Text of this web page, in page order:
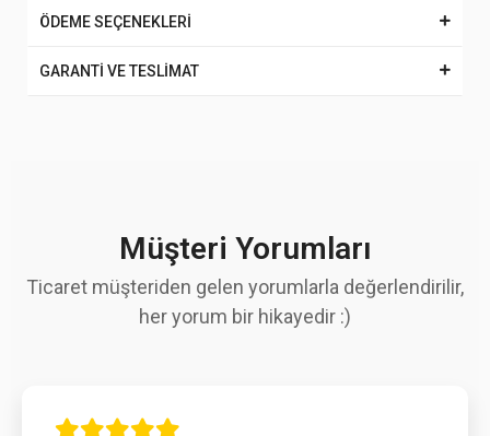
ÖDEME SEÇENEKLERİ
GARANTİ VE TESLİMAT
Müşteri Yorumları
Ticaret müşteriden gelen yorumlarla değerlendirilir,
her yorum bir hikayedir :)